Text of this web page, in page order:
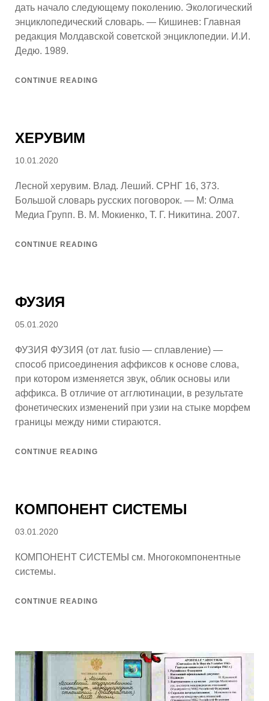
дать начало следующему поколению. Экологический
энциклопедический словарь. — Кишинев: Главная
редакция Молдавской советской энциклопедии. И.И.
Дедю. 1989.
CONTINUE READING
ХЕРУВИМ
Posted
10.01.2020
Лесной херувим. Влад. Леший. СРНГ 16, 373.
Большой словарь русских поговорок. — М: Олма
Медиа Групп. В. М. Мокиенко, Т. Г. Никитина. 2007.
CONTINUE READING
ФУЗИЯ
Posted
05.01.2020
ФУЗИЯ ФУЗИЯ (от лат. fusio — сплавление) —
способ присоединения аффиксов к основе слова,
при котором изменяется звук, облик основы или
аффикса. В отличие от агглютинации, в результате
фонетических изменений при узии на стыке морфем
границы между ними стираются.
CONTINUE READING
КОМПОНЕНТ СИСТЕМЫ
Posted
03.01.2020
КОМПОНЕНТ СИСТЕМЫ см. Многокомпонентные
системы.
CONTINUE READING